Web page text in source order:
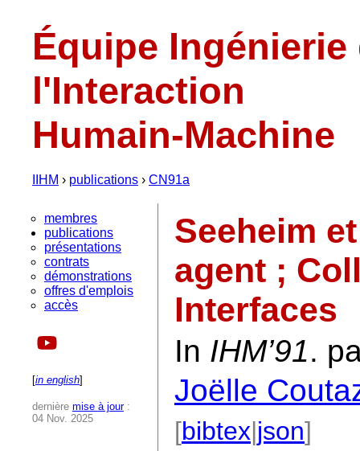
Équipe Ingénierie
l'Interaction
Humain-Machine
IIHM › publications › CN91a
membres
publications
présentations
contrats
démonstrations
offres d'emplois
accès
[in english]
dernière mise à jour:
04 Nov. 2025
Seeheim
agent ;
Interfaces
In IHM’91.
Joëlle
[bibtex|json]